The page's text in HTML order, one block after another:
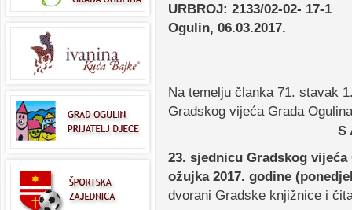
URBROJ: 2133/02-02- 17-1
Ogulin, 06.03.2017.
Na temelju članka 71. stavak
Gradskog vijeća Grada Ogulina
S
23. sjednicu Gradskog vijeća
ožujka2017. godine
dvorani Gradske knjižnice i